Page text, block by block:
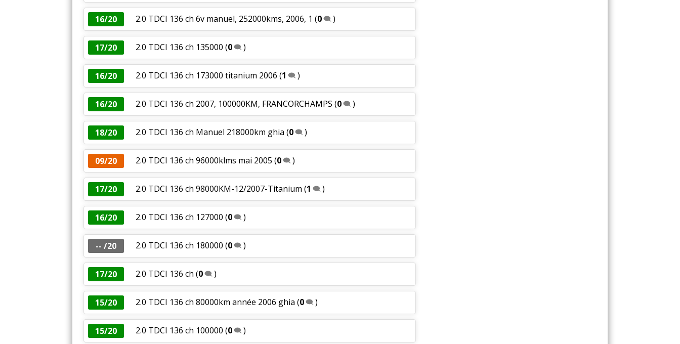
16/20 2.0 TDCI 136 ch 6v manuel, 252000kms, 2006, 1 (0 )
17/20 2.0 TDCI 136 ch 135000 (0 )
16/20 2.0 TDCI 136 ch 173000 titanium 2006 (1 )
16/20 2.0 TDCI 136 ch 2007, 100000KM, FRANCORCHAMPS (0 )
18/20 2.0 TDCI 136 ch Manuel 218000km ghia (0 )
09/20 2.0 TDCI 136 ch 96000klms mai 2005 (0 )
17/20 2.0 TDCI 136 ch 98000KM-12/2007-Titanium (1 )
16/20 2.0 TDCI 136 ch 127000 (0 )
-- /20 2.0 TDCI 136 ch 180000 (0 )
17/20 2.0 TDCI 136 ch (0 )
15/20 2.0 TDCI 136 ch 80000km année 2006 ghia (0 )
15/20 2.0 TDCI 136 ch 100000 (0 )